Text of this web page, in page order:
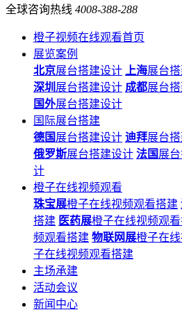
全球咨询热线 4008-388-288
橙子视频在线观看首页
展览案例
北京展台搭建设计 上海展台
深圳 展台搭建设计 成都展台
国外展台搭建设计
国际展台搭建
德国 展台搭建设计 迪拜展台
俄罗斯展台搭建设计 法国 展
计
橙子在线视频观看
珠宝展橙子在线视频观看搭建
搭建 医药展橙子在线视频观
频观看搭建 物联网展橙子在
子在线视频观看搭建
主场承建
活动会议
新闻中心